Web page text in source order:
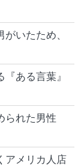
いたため、
ある言葉』
られた男性
アメリカ人店